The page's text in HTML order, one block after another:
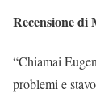
Recensione di
“Chiamai
problemi e